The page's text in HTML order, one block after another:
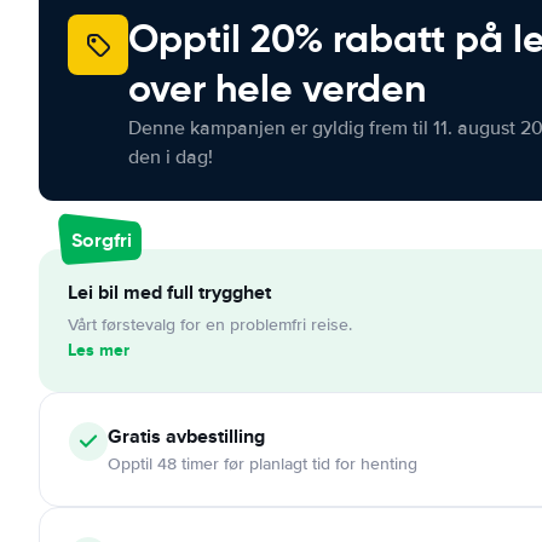
Opptil 20% rabatt på
over hele verden
Denne kampanjen er gyldig frem til 11. august
den i dag!
Sorgfri
Lei bil med full trygghet
Vårt førstevalg for en problemfri reise.
Les mer
Gratis avbestilling
Opptil 48 timer før planlagt tid for henting